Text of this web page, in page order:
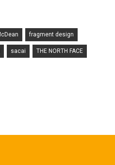
fragment design
sacai THE NORTH FACE